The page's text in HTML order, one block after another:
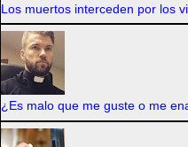
Los muertos interceden por los
¿Es malo que me guste o me